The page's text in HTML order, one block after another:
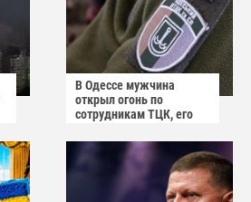
В Одессе мужчина
открыл огонь по
сотрудникам ТЦК, его